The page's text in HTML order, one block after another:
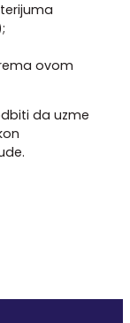
ovom
da uzme